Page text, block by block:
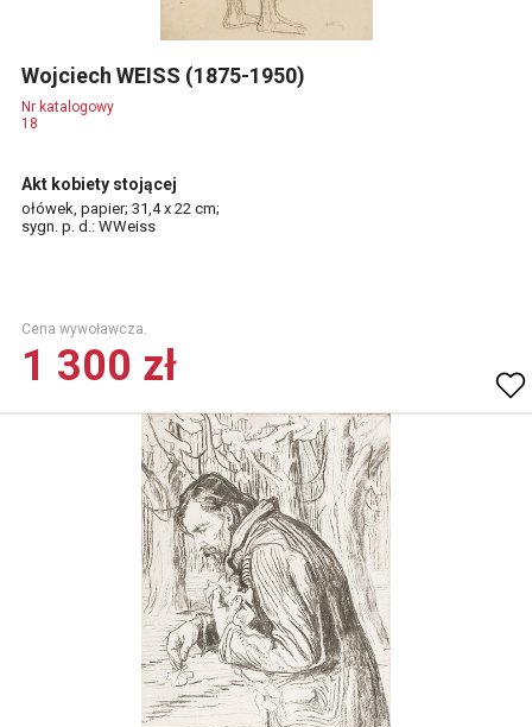
Wojciech WEISS (1875-1950)
Nr katalogowy
18
Akt kobiety stojącej
ołówek, papier; 31,4 x 22 cm;
sygn. p. d.: WWeiss
Cena wywoławcza.
1 300 zł